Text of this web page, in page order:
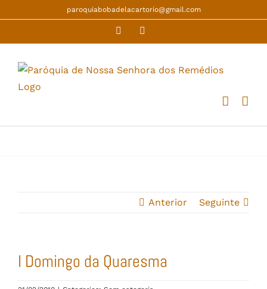
content
paroquiabobadelacartorio@gmail.com
Facebook
Anterior Seguinte
I Domingo da Quaresma